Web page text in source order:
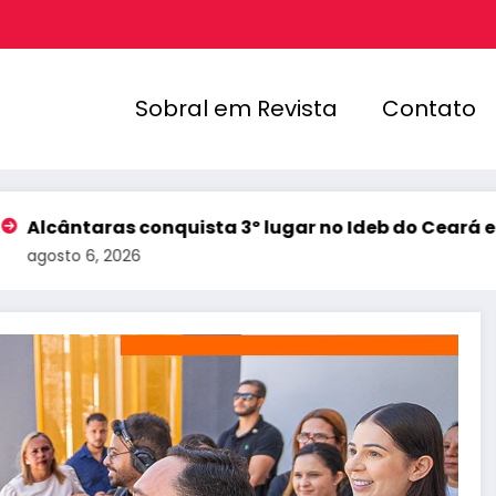
Sobral em Revista Contato
conquista 3º lugar no Ideb do Ceará e registra